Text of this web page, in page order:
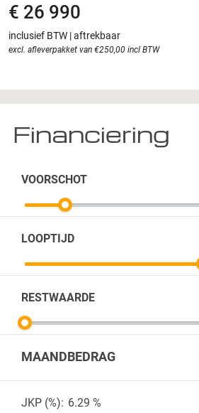
€ 26 990
inclusief BTW | aftrekbaar
excl. afleverpakket van €250,00 incl BTW
Financiering
VOORSCHOT
LOOPTIJD
RESTWAARDE
MAANDBEDRAG
JKP (%): 6.29 %